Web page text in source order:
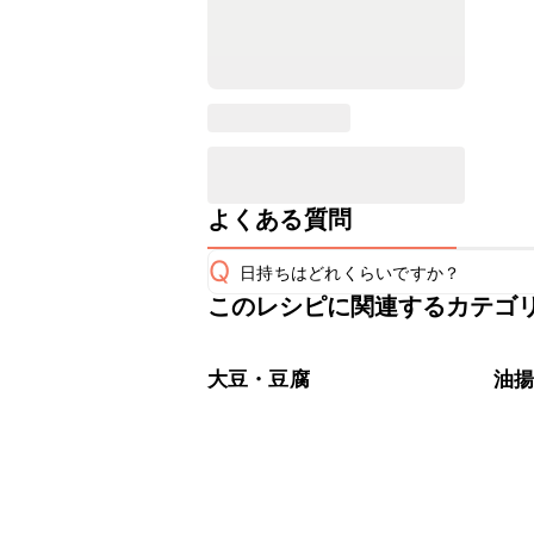
よくある質問
Q 日持ちはどれくらいですか？
保存期間は冷蔵で当日中が目安です
※日持ちは目安です。
このレシピに関連するカテゴ
大豆・豆腐 油